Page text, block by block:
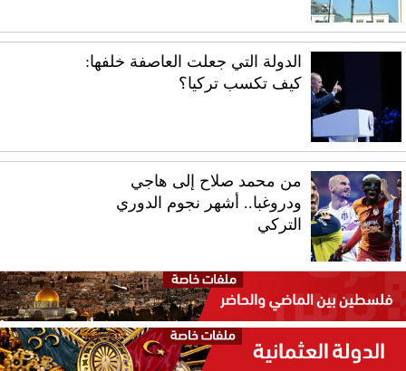
الدولة التي جعلت العاصفة خلفها:
كيف تكسب تركيا؟
من محمد صلاح إلى هاجي
ودروغبا.. أشهر نجوم الدوري
التركي